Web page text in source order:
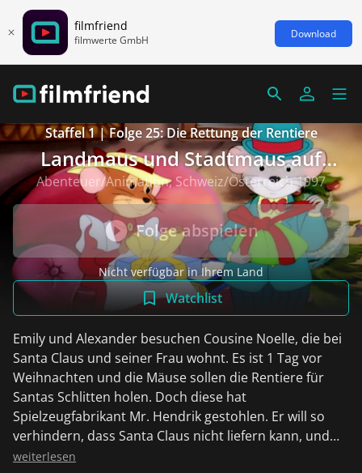
filmfriend
filmwerte GmbH Download
Staffel 1 | Folge 25: Die Rettung der Rentiere
Landmaus und Stadtmaus auf
Reisen
Abenteuer/Animation, Schweiz/Österreich 1997
Folge abspielen
Nicht verfügbar in Ihrem Land
Watchlist
Emily und Alexander besuchen Cousine Noelle, die bei
Santa Claus und seiner Frau wohnt. Es ist 1 Tag vor
Weihnachten und die Mäuse sollen die Rentiere für
Santas Schlitten holen. Doch diese hat
Spielzeugfabrikant Mr. Hendrik gestohlen. Er will so
verhindern, dass Santa Claus nicht liefern kann, und
alle dafür sein Spielzeug kaufen müssen. Die Mäuse
weiterlesen